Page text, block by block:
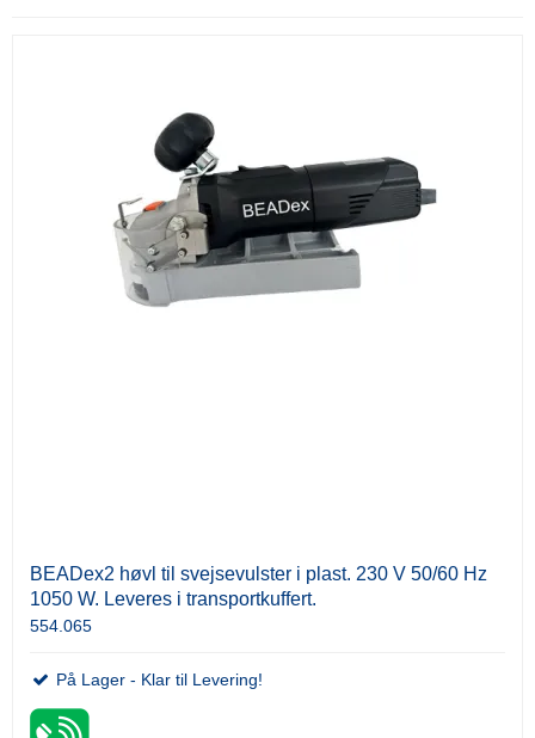
BEADex2 høvl til svejsevulster i plast. 230 V 50/60 Hz
1050 W. Leveres i transportkuffert.
554.065
På Lager - Klar til Levering!